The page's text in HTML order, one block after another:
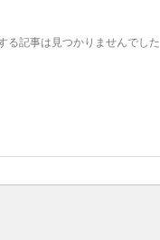
る記事は見つかりませんでした